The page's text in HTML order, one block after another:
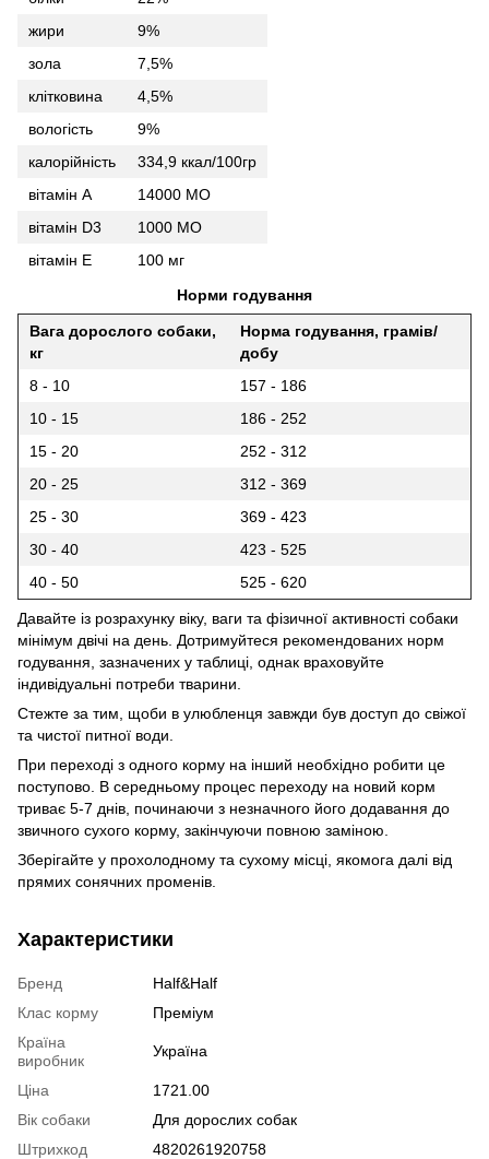
жири
9%
зола
7,5%
клітковина
4,5%
вологість
9%
калорійність
334,9 ккал/100гр
вітамін А
14000 МО
вітамін D3
1000 МО
вітамін E
100 мг
Норми годування
Вага дорослого собаки,
кг
Норма годування, грамів/
добу
8 - 10
157 - 186
10 - 15
186 - 252
15 - 20
252 - 312
20 - 25
312 - 369
25 - 30
369 - 423
30 - 40
423 - 525
40 - 50
525 - 620
Давайте із розрахунку віку, ваги та фізичної активності собаки
мінімум двічі на день. Дотримуйтеся рекомендованих норм
годування, зазначених у таблиці, однак враховуйте
індивідуальні потреби тварини.
Стежте за тим, щоби в улюбленця завжди був доступ до свіжої
та чистої питної води.
При переході з одного корму на інший необхідно робити це
поступово. В середньому процес переходу на новий корм
триває 5-7 днів, починаючи з незначного його додавання до
звичного сухого корму, закінчуючи повною заміною.
Зберігайте у прохолодному та сухому місці, якомога далі від
прямих сонячних променів.
Характеристики
Бренд
Half&Half
Клас корму
Преміум
Країна
виробник
Україна
Ціна
1721.00
Вік собаки
Для дорослих собак
Штрихкод
4820261920758